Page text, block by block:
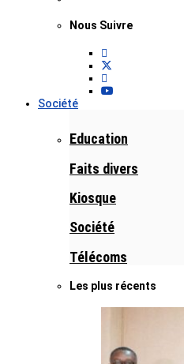
Nous Suivre
Société
Education
Faits divers
Kiosque
Société
Télécoms
Les plus récents